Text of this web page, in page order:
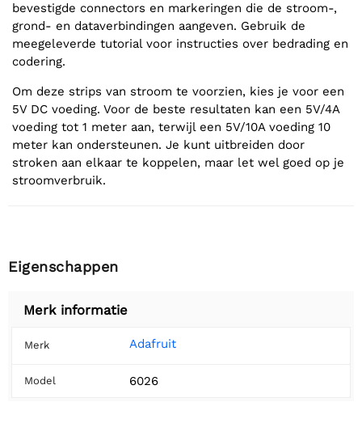
bevestigde connectors en markeringen die de stroom-,
grond- en dataverbindingen aangeven. Gebruik de
meegeleverde tutorial voor instructies over bedrading en
codering.
Om deze strips van stroom te voorzien, kies je voor een
5V DC voeding. Voor de beste resultaten kan een 5V/4A
voeding tot 1 meter aan, terwijl een 5V/10A voeding 10
meter kan ondersteunen. Je kunt uitbreiden door
stroken aan elkaar te koppelen, maar let wel goed op je
stroomverbruik.
Eigenschappen
Merk informatie
Merk Adafruit
Model 6026